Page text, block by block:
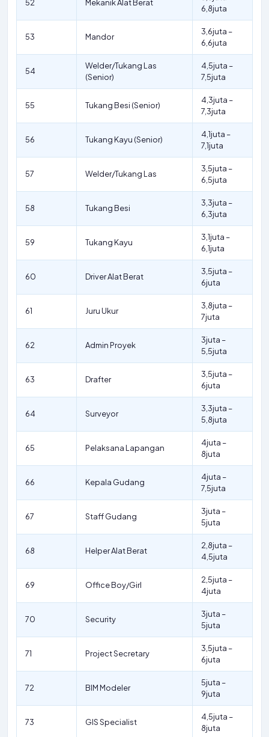
52 Mekanik Alat Berat
6,8juta
53 Mandor
3,6juta –
6,6juta
54
Welder/Tukang Las
(Senior)
4,5juta –
7,5juta
55 Tukang Besi (Senior)
4,3juta –
7,3juta
56 Tukang Kayu (Senior)
4,1juta –
7,1juta
57 Welder/Tukang Las
3,5juta –
6,5juta
58 Tukang Besi
3,3juta –
6,3juta
59 Tukang Kayu
3,1juta –
6,1juta
60 Driver Alat Berat
3,5juta –
6juta
61 Juru Ukur
3,8juta –
7juta
62 Admin Proyek
3juta –
5,5juta
63 Drafter
3,5juta –
6juta
64 Surveyor
3,3juta –
5,8juta
65 Pelaksana Lapangan
4juta –
8juta
66 Kepala Gudang
4juta –
7,5juta
67 Staff Gudang
3juta –
5juta
68 Helper Alat Berat
2,8juta –
4,5juta
69 Office Boy/Girl
2,5juta –
4juta
70 Security
3juta –
5juta
71 Project Secretary
3,5juta –
6juta
72 BIM Modeler
5juta –
9juta
73 GIS Specialist
4,5juta –
8juta